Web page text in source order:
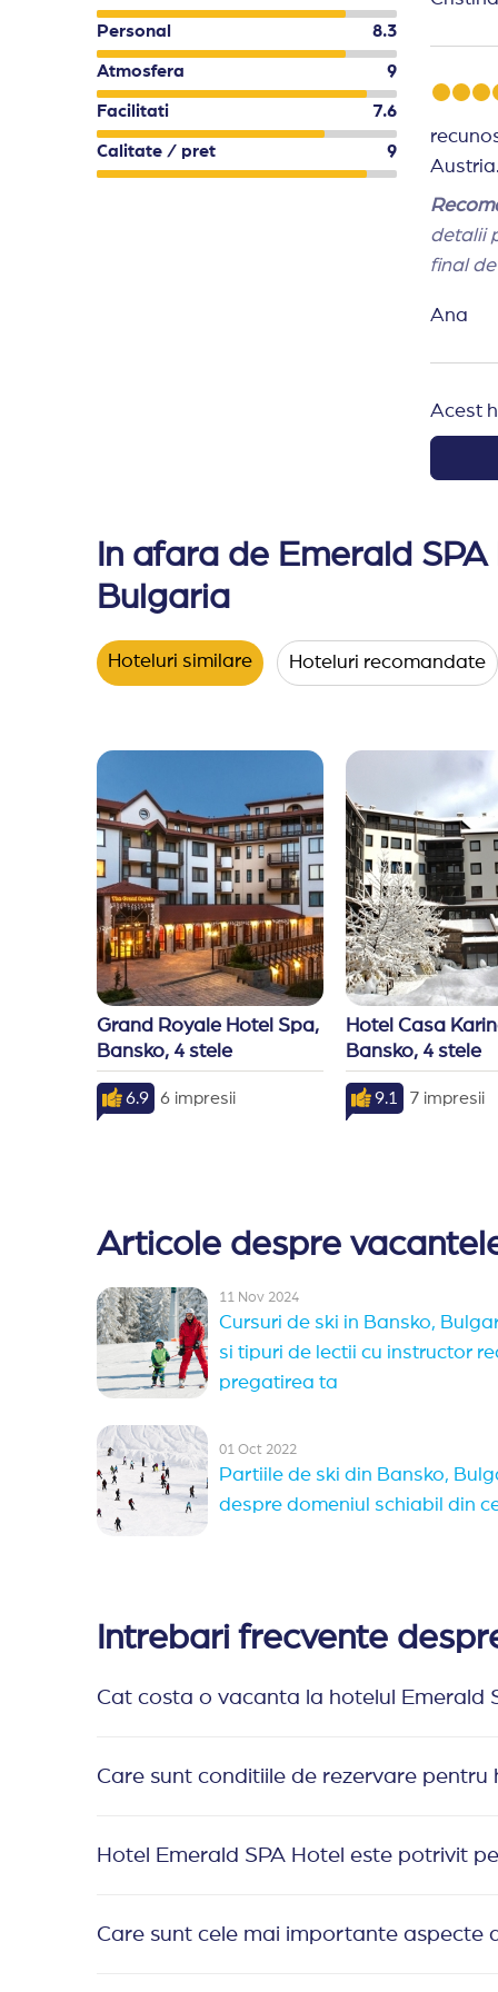
Personal 8.3
Atmosfera 9
Facilitati 7.6
Calitate / pret 9
detalii
final
Ana
Acest
In afara de Emerald
Bulgaria
Hoteluri similare Hoteluri recomandate
Grand Royale Hotel Spa,
Bansko, 4 stele
6.9 6 impresii
Hotel Casa
Bansko, 4 stele
9.1 7 impresii
Articole despre
11 Nov 2024
Cursuri de ski in Bansko,
si tipuri de lectii cu instructor
pregatirea ta
01 Oct 2022
Partiile de ski din Bansko,
despre domeniul schiabil din
Intrebari frecvente
Cat costa o vacanta la hotelul Emerald
Care sunt conditiile de rezervare pentru
Hotel Emerald SPA Hotel este potrivit
Care sunt cele mai importante aspecte